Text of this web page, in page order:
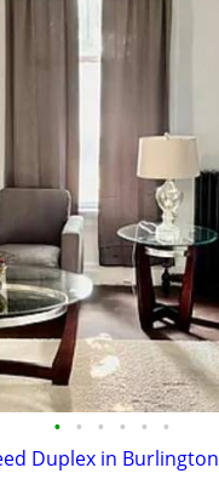
• • • • • •
Duplex in Burlington